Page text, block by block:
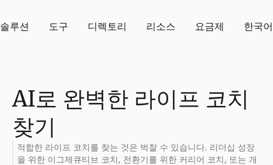
솔루션 도구 디렉토리 리소스 요금제 한국어
AI로 완벽한 라이프 코치
찾기
적합한 라이프 코치를 찾는 것은 벅찰 수 있습니다. 리더십 성장
을 위한 이그제큐티브 코치, 전환기를 위한 커리어 코치, 또는 개